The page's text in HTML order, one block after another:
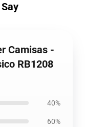
Camisas -
RB1208
40%
60%